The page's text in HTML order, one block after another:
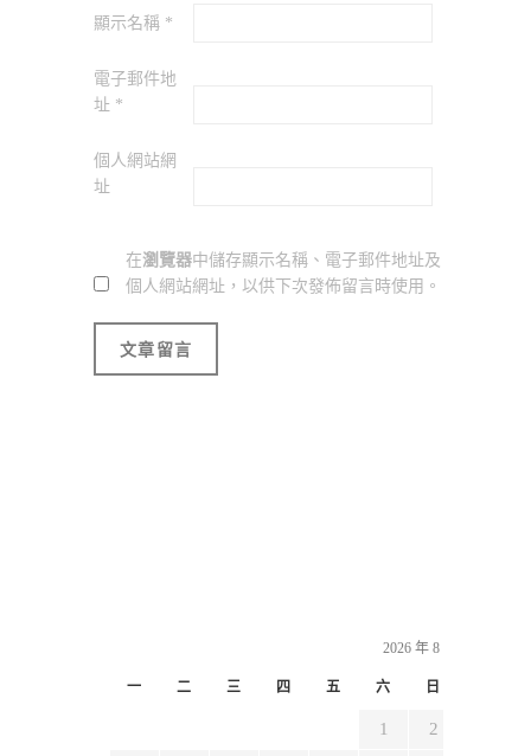
顯示名稱 *
電子郵件地
址 *
個人網站網
址
在瀏覽器中儲存顯示名稱、電子郵件地址及
個人網站網址，以供下次發佈留言時使用。
2026 年 8 月
一 二 三 四 五 六 日
1 2